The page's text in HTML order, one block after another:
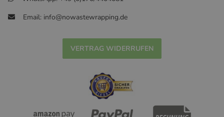
Email: info@nowastewrapping.de
VERTRAG WIDERRUFEN